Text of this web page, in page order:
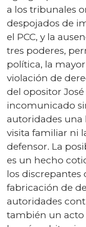
a los tribunales
despojados de
el PCC, y la
tres poderes,
política, la
violación de
del opositor
incomunicado
autoridades una
visita familiar ni
defensor. La
es un hecho
los discrepantes
fabricación de
autoridades
también un